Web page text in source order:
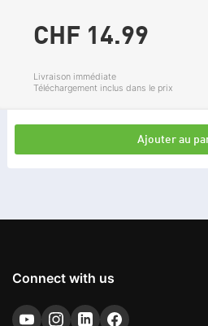
CHF 14.99
Livraison immédiate
Téléchargement inclus dans le prix
Ajouter au
Connect with us